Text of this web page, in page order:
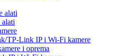
alati
alati
TP-Link IP i Wi-Fi kamere
i oprema